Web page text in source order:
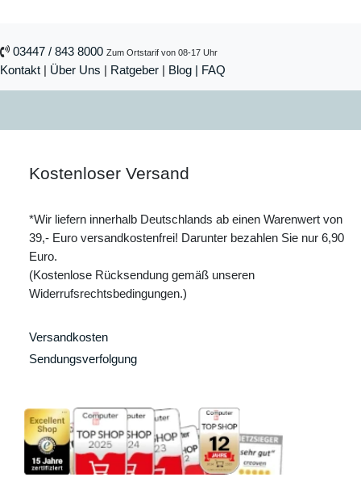
03447 / 843 8000 Zum Ortstarif von 08-17 Uhr
Kontakt | Über Uns | Ratgeber | Blog | FAQ
Kostenloser Versand
*Wir liefern innerhalb Deutschlands ab einen Warenwert von
39,- Euro versandkostenfrei! Darunter bezahlen Sie nur 6,90
Euro.
(Kostenlose Rücksendung gemäß unseren
Widerrufsrechtsbedingungen.)
Versandkosten
Sendungsverfolgung